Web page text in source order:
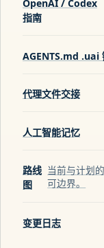
OpenAI / Codex
指南
AGENTS.md .uai
代理文件交接
人工智能记忆
路线
图
当前与计划
可边界。
变更日志